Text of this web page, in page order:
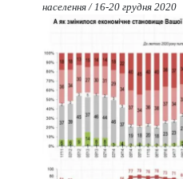
населення / 16-20 грудня 2020